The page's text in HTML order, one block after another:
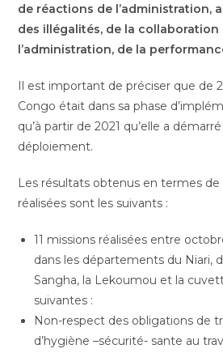
de réactions de l’administration,
des illégalités, de la collaboration
l’administration, de la
Il est important de préciser que de
Congo était dans sa phase
qu’à partir de 2021 qu’elle a
déploiement.
Les résultats obtenus en termes de
réalisées sont les suivants :
11 missions réalisées entre
dans les départements du Niari,
Sangha, la Lekoumou et la
suivantes :
Non-respect des obligations de
d’hygiène –sécurité- sante au